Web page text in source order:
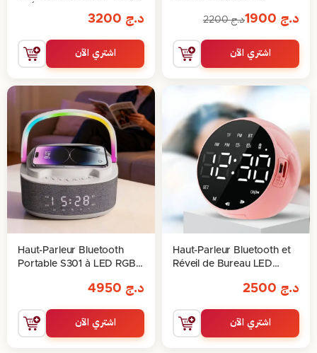
د.ج د.ج2200
اشتري الآن
د.ج
اشتري الآن
Haut-Parleur Bluetooth et
Réveil de Bureau LED
د.ج
اشتري الآن
Haut-Parleur Bluetooth
Portable S301 à LED RGB
د.ج
اشتري الآن